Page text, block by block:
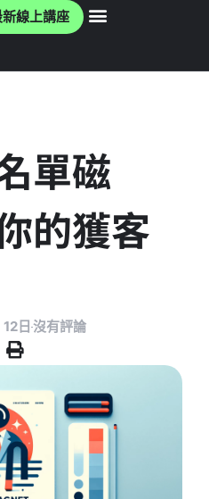
線上講座
單磁
的獲客
日 沒有評論